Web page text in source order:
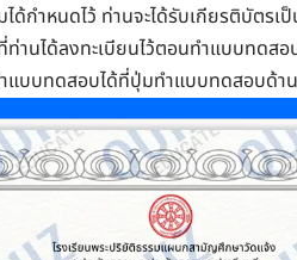
กำหนดไว้ ท่านจะได้รับเกียรติบัตรเ
ท่านได้ลงทะเบียนไว้ตอนทำแบบทด
บบทดสอบได้ที่ปุ่มทำแบบทดสอบด้า